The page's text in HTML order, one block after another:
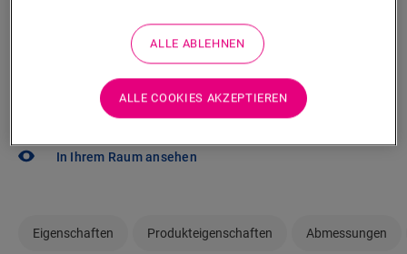
Sie sind sich nicht sicher, ob dieser Boden
zu Ihrem Stil und Ihren Bedürfnissen
In Ihrem Raum ansehen
Eigenschaften Produkteigenschaften Abmessungen
ALLE ABLEHNEN
ALLE COOKIES AKZEPTIEREN